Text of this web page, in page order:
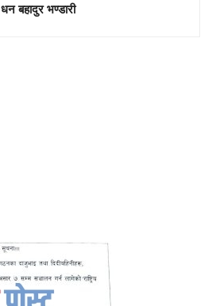
धन बहादुर भण्डारी